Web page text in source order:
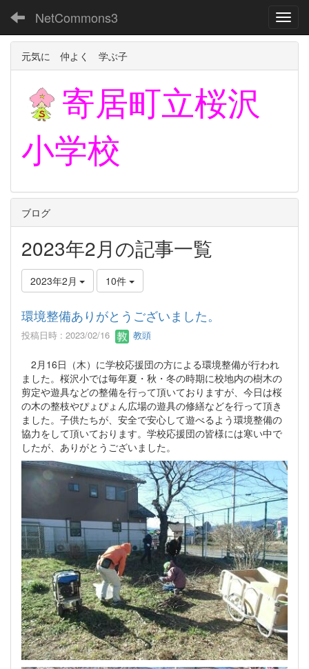
NetCommons3
元気に 仲よく 学ぶ子
寄居町立桜沢
小学校
ブログ
2023年2月の記事一覧
2023年2月 10件
環境整備ありがとうございました。
投稿日時 : 2023/02/16 教頭
2月16日（木）に学校応援団の方による環境整備が行われ
ました。桜沢小では毎年夏・秋・冬の時期に校地内の樹木の
剪定や遊具などの整備を行って頂いておりますが、今日は桜
の木の整枝やぴょぴょん広場の遊具の修繕などを行って頂き
ました。子供たちが、安全で安心して遊べるよう環境整備の
協力をして頂いております。学校応援団の皆様には寒い中で
したが、ありがとうございました。